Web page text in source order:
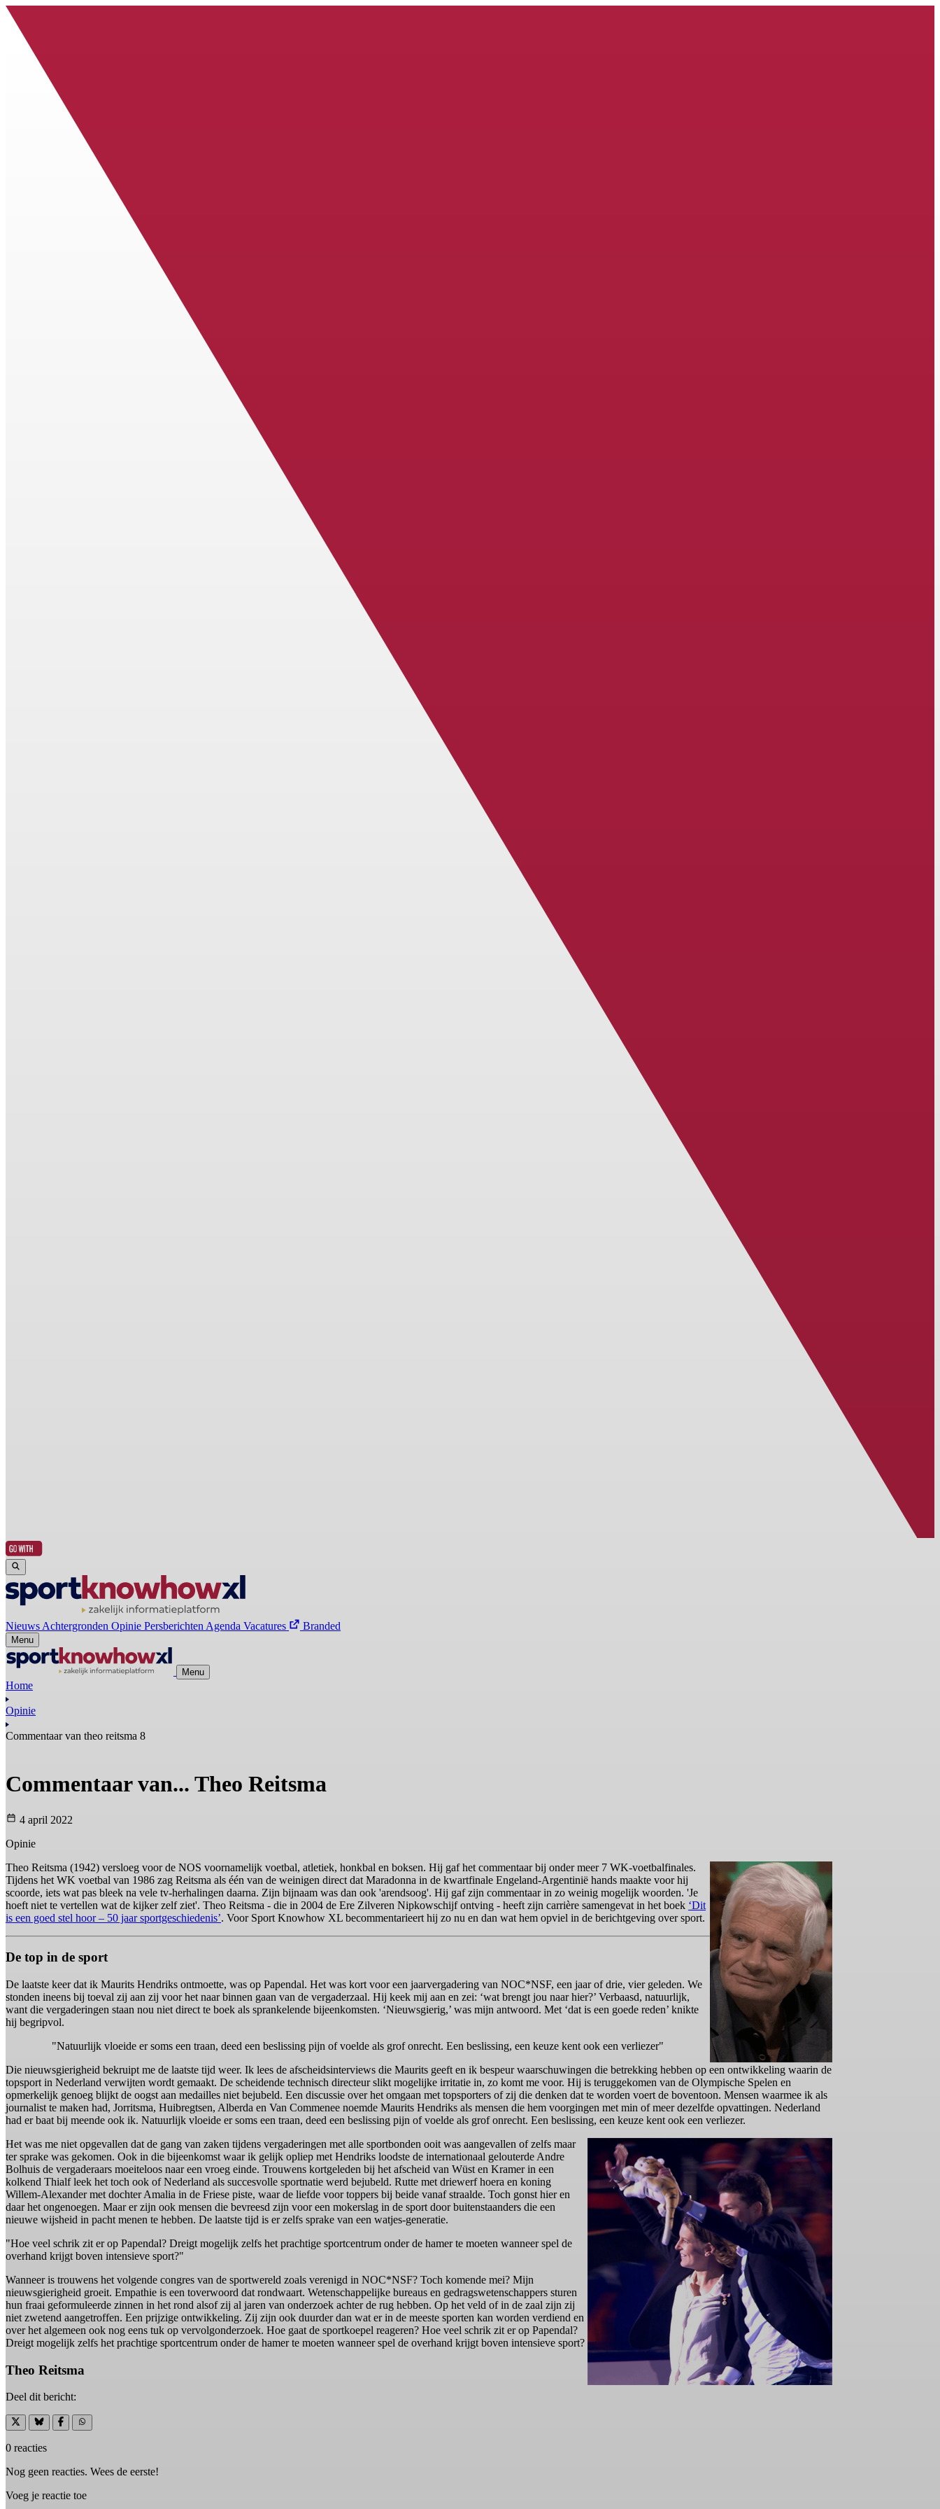
Nieuws Achtergronden Opinie Persberichten Agenda Vacatures Branded
Menu
Menu
Home
Opinie
Commentaar van theo reitsma 8
Commentaar van... Theo Reitsma
4 april 2022
Opinie
Theo Reitsma (1942) versloeg voor de NOS voornamelijk voetbal, atletiek, honkbal en boksen. Hij gaf het commentaar bij onder meer 7 WK-voetbalfinales.
Tijdens het WK voetbal van 1986 zag Reitsma als één van de weinigen direct dat Maradonna in de kwartfinale Engeland-Argentinië hands maakte voor hij
scoorde, iets wat pas bleek na vele tv-herhalingen daarna. Zijn bijnaam was dan ook 'arendsoog'. Hij gaf zijn commentaar in zo weinig mogelijk woorden. 'Je
hoeft niet te vertellen wat de kijker zelf ziet'. Theo Reitsma - die in 2004 de Ere Zilveren Nipkowschijf ontving - heeft zijn carrière samengevat in het boek ‘Dit
is een goed stel hoor – 50 jaar sportgeschiedenis’. Voor Sport Knowhow XL becommentarieert hij zo nu en dan wat hem opviel in de berichtgeving over sport.
De top in de sport
De laatste keer dat ik Maurits Hendriks ontmoette, was op Papendal. Het was kort voor een jaarvergadering van NOC*NSF, een jaar of drie, vier geleden. We
stonden ineens bij toeval zij aan zij voor het naar binnen gaan van de vergaderzaal. Hij keek mij aan en zei: ‘wat brengt jou naar hier?’ Verbaasd, natuurlijk,
want die vergaderingen staan nou niet direct te boek als sprankelende bijeenkomsten. ‘Nieuwsgierig,’ was mijn antwoord. Met ‘dat is een goede reden’ knikte
hij begripvol.
"Natuurlijk vloeide er soms een traan, deed een beslissing pijn of voelde als grof onrecht. Een beslissing, een keuze kent ook een verliezer"
Die nieuwsgierigheid bekruipt me de laatste tijd weer. Ik lees de afscheidsinterviews die Maurits geeft en ik bespeur waarschuwingen die betrekking hebben op een ontwikkeling waarin de
topsport in Nederland verwijten wordt gemaakt. De scheidende technisch directeur slikt mogelijke irritatie in, zo komt me voor. Hij is teruggekomen van de Olympische Spelen en
opmerkelijk genoeg blijkt de oogst aan medailles niet bejubeld. Een discussie over het omgaan met topsporters of zij die denken dat te worden voert de boventoon. Mensen waarmee ik als
journalist te maken had, Jorritsma, Huibregtsen, Alberda en Van Commenee noemde Maurits Hendriks als mensen die hem voorgingen met min of meer dezelfde opvattingen. Nederland
had er baat bij meende ook ik. Natuurlijk vloeide er soms een traan, deed een beslissing pijn of voelde als grof onrecht. Een beslissing, een keuze kent ook een verliezer.
Het was me niet opgevallen dat de gang van zaken tijdens vergaderingen met alle sportbonden ooit was aangevallen of zelfs maar
ter sprake was gekomen. Ook in die bijeenkomst waar ik gelijk opliep met Hendriks loodste de internationaal gelouterde Andre
Bolhuis de vergaderaars moeiteloos naar een vroeg einde. Trouwens kortgeleden bij het afscheid van Wüst en Kramer in een
kolkend Thialf leek het toch ook of Nederland als succesvolle sportnatie werd bejubeld. Rutte met driewerf hoera en koning
Willem-Alexander met dochter Amalia in de Friese piste, waar de liefde voor toppers bij beide vanaf straalde. Toch gonst hier en
daar het ongenoegen. Maar er zijn ook mensen die bevreesd zijn voor een mokerslag in de sport door buitenstaanders die een
nieuwe wijsheid in pacht menen te hebben. De laatste tijd is er zelfs sprake van een watjes-generatie.
"Hoe veel schrik zit er op Papendal? Dreigt mogelijk zelfs het prachtige sportcentrum onder de hamer te moeten wanneer spel de
overhand krijgt boven intensieve sport?"
Wanneer is trouwens het volgende congres van de sportwereld zoals verenigd in NOC*NSF? Toch komende mei? Mijn
nieuwsgierigheid groeit. Empathie is een toverwoord dat rondwaart. Wetenschappelijke bureaus en gedragswetenschappers sturen
hun fraai geformuleerde zinnen in het rond alsof zij al jaren van onderzoek achter de rug hebben. Op het veld of in de zaal zijn zij
niet zwetend aangetroffen. Een prijzige ontwikkeling. Zij zijn ook duurder dan wat er in de meeste sporten kan worden verdiend en
over het algemeen ook nog eens tuk op vervolgonderzoek. Hoe gaat de sportkoepel reageren? Hoe veel schrik zit er op Papendal?
Dreigt mogelijk zelfs het prachtige sportcentrum onder de hamer te moeten wanneer spel de overhand krijgt boven intensieve sport?
Theo Reitsma
Deel dit bericht:
0 reacties
Nog geen reacties. Wees de eerste!
Voeg je reactie toe